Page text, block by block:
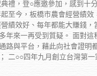
禮，登○應邀參加，感到
至今，板橋市農會經營績
績效好、每年都能大賺錢
來一再受到質疑。 面對
與平台，藉此向社會證
二○○四年九月創立台灣第